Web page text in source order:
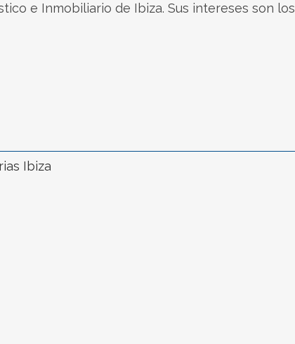
e Inmobiliario de Ibiza. Sus intereses son los
Ibiza